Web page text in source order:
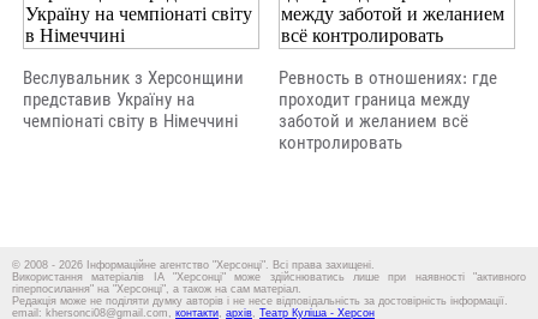
Веслувальник з Херсонщини
представив Україну на
чемпіонаті світу в Німеччині
Ревность в отношениях: где
проходит граница между
заботой и желанием всё
контролировать
© 2008 - 2026 Інформаційне агентство "Херсонці". Всі права захищені.
Використання матеріалів ІА "Херсонці" може здійснюватись лише при наявності "активного
гіперпосилання" на "Херсонці", а також на сам матеріал.
Редакція може не поділяти думку авторів і не несе відповідальність за достовірність інформації.
email: khersonci08@gmail.com, контакти архів Театр Куліша - Херсон